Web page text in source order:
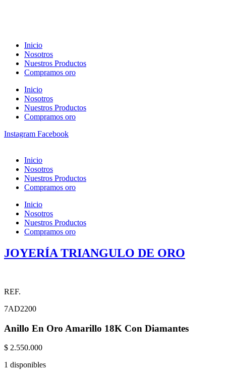
Inicio
Nosotros
Nuestros Productos
Compramos oro
Inicio
Nosotros
Nuestros Productos
Compramos oro
Instagram Facebook
Inicio
Nosotros
Nuestros Productos
Compramos oro
Inicio
Nosotros
Nuestros Productos
Compramos oro
JOYERÍA TRIANGULO DE ORO
REF.
7AD2200
Anillo En Oro Amarillo 18K Con Diamantes
$ 2.550.000
1 disponibles